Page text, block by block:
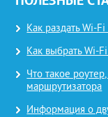
Как раздать Wi-
Как выбрать Wi-
Что такое
маршрутизатора
Информация о